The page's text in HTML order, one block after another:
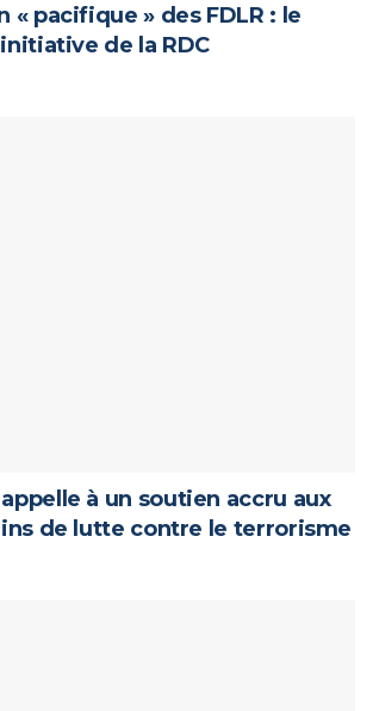
« pacifique » des FDLR : le
de la RDC
appelle à un soutien accru aux
de lutte contre le terrorisme